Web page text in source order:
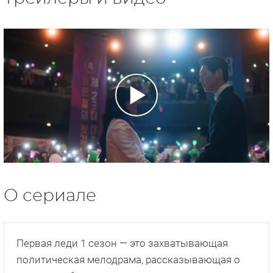
О сериале
Первая леди 1 сезон — это захватывающая
политическая мелодрама, рассказывающая о